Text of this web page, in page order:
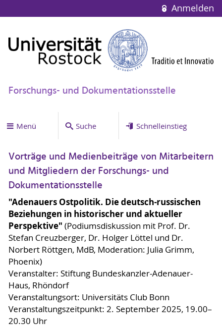
Anmelden
Forschungs- und Dokumentationsstelle
Menü Suche Schnelleinstieg
Vorträge und Medienbeiträge von Mitarbeitern
und Mitgliedern der Forschungs- und
Dokumentationsstelle
"Adenauers Ostpolitik. Die deutsch-russischen
Beziehungen in historischer und aktueller
Perspektive" (Podiumsdiskussion mit Prof. Dr.
Stefan Creuzberger, Dr. Holger Löttel und Dr.
Norbert Röttgen, MdB, Moderation: Julia Grimm,
Phoenix)
Veranstalter: Stiftung Bundeskanzler-Adenauer-
Haus, Rhöndorf
Veranstaltungsort: Universitäts Club Bonn
Veranstaltungszeitpunkt: 2. September 2025, 19.00–
20.30 Uhr